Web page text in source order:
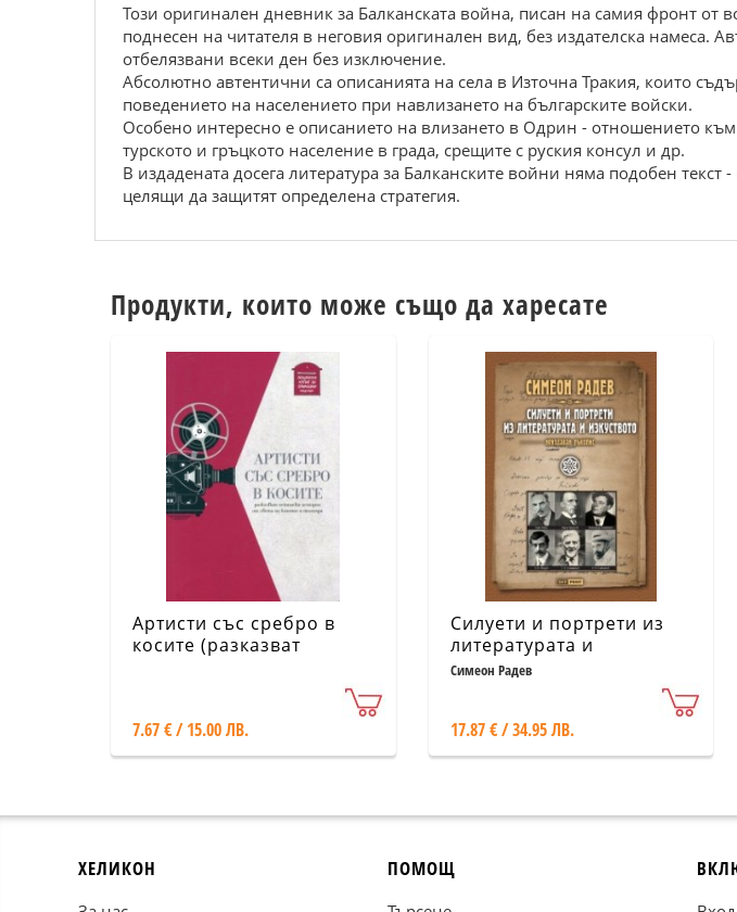
Този оригинален дневник за Балканската война, писан на самия фронт
поднесен на читателя в неговия оригинален вид, без издателска намеса.
отбелязвани всеки ден без изключение.
Абсолютно автентични са описанията на села в Източна Тракия, които
поведението на населението при навлизането на българските войски.
Особено интересно е описанието на влизането в Одрин - отношението
турското и гръцкото население в града, срещите с руския консул и др.
В издадената досега литература за Балканските войни няма подобен
целящи да защитят определена стратегия.
Продукти, които може също да харесате
Артисти със сребро в
косите (разказват
7.67 € / 15.00 ЛВ.
Силуети и портрети из
литературата и
изкуството /неиздаван
Симеон Радев
17.87 € / 34.95 ЛВ.
ХЕЛИКОН ПОМОЩ